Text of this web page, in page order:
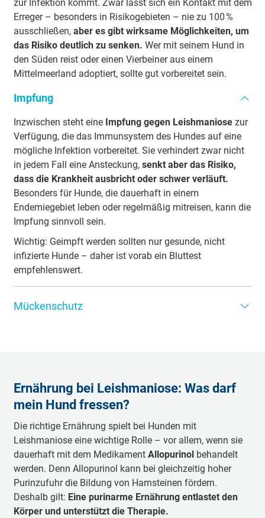
zur Infektion kommt. Zwar lässt sich ein Kontakt mit dem
Erreger – besonders in Risikogebieten – nie zu 100 %
ausschließen, aber es gibt wirksame Möglichkeiten, um
das Risiko deutlich zu senken. Wer mit seinem Hund in
den Süden reist oder einen Vierbeiner aus einem
Mittelmeerland adoptiert, sollte gut vorbereitet sein.
Impfung
Inzwischen steht eine Impfung gegen Leishmaniosezur
Verfügung, die das Immunsystem des Hundes auf eine
mögliche Infektion vorbereitet. Sie verhindert zwar nicht
in jedem Fall eine Ansteckung, senkt aber das Risiko,
dass die Krankheit ausbricht oder schwer verläuft.
Besonders für Hunde, die dauerhaft in einem
Endemiegebiet leben oder regelmäßig mitreisen, kann die
Impfung sinnvoll sein.
Wichtig: Geimpft werden sollten nur gesunde, nicht
infizierte Hunde – daher ist vorab ein Bluttest
empfehlenswert.
Mückenschutz
die Sandmücken abwehren
MückengitterundInsektenschutzmittel
Urlaubsdomizil
Vermeidung von Dämmerungsspaziergängen, denn
Sandmücken sind vor allem abends und nachts
aktiv
Helle, luftige Schlafplätze im Innenbereichstatt
Übernachtungen im Freien
Ernährung bei Leishmaniose: Was darf
mein Hund fressen?
Die richtige Ernährung spielt bei Hunden mit
Leishmaniose eine wichtige Rolle – vor allem, wenn sie
dauerhaft mit dem Medikament Allopurinol behandelt
werden. Denn Allopurinol kann bei gleichzeitig hoher
Purinzufuhr die Bildung von Harnsteinen fördern.
Deshalb gilt: Eine purinarme Ernährung entlastet den
Körper und unterstützt die Therapie.